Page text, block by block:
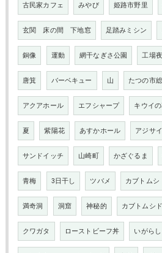
古民家カフェ みやび 姫路市野里
玄関 床の間 下地窓 足踏みミシン
銅像 運動 網干なぎさ公園 工場
唐箕 バーベキュー 山 たつの市
アクアホール エフシャープ キウイ
夏 紫陽花 あすかホール アジサイ
サンドイッチ 山崎町 かざぐるま
青梅 3日干し ツバメ カブトムシ
満奇洞 洞窟 神秘的 カブトムシ
クワガタ ローストビーフ丼 いがらし